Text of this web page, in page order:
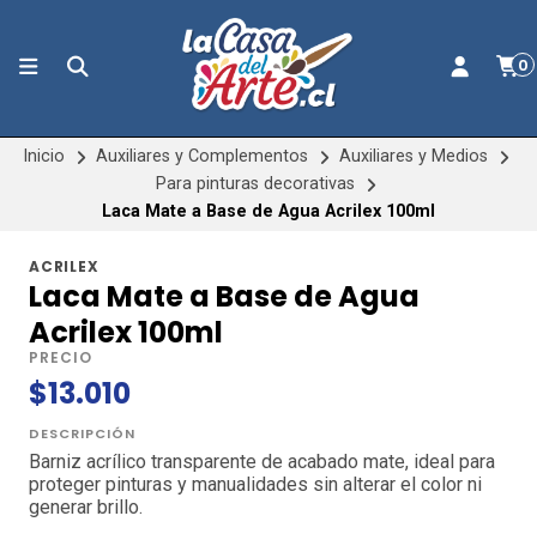
0
Inicio Auxiliares y Complementos
Auxiliares y Medios
Para pinturas decorativas
Laca Mate a Base de Agua Acrilex 100ml
ACRILEX
Laca Mate a Base de Agua
Acrilex 100ml
PRECIO
$13.010
DESCRIPCIÓN
Barniz acrílico transparente de acabado mate, ideal para
proteger pinturas y manualidades sin alterar el color ni
generar brillo.